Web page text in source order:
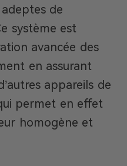
de
système est
avancée des
en assurant
appareils de
permet en effet
homogène et